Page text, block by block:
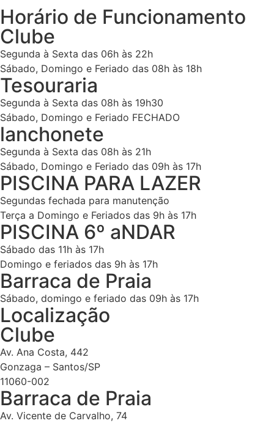
Horário de Funcionamento
Clube
Segunda à Sexta das 06h às 22h
Sábado, Domingo e Feriado das 08h às 18h
Tesouraria
Segunda à Sexta das 08h às 19h30
Sábado, Domingo e Feriado FECHADO
lanchonete
Segunda à Sexta das 08h às 21h
Sábado, Domingo e Feriado das 09h às 17h
PISCINA PARA LAZER
Segundas fechada para manutenção
Terça a Domingo e Feriados das 9h às 17h
PISCINA 6º aNDAR
Sábado das 11h às 17h
Domingo e feriados das 9h às 17h
Barraca de Praia
Sábado, domingo e feriado das 09h às 17h
Localização
Clube
Av. Ana Costa, 442
Gonzaga – Santos/SP
11060-002
Barraca de Praia
Av. Vicente de Carvalho, 74